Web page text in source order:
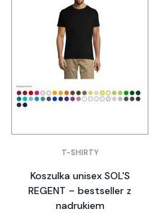
T-SHIRTY
Koszulka unisex SOL'S
REGENT – bestseller z
nadrukiem